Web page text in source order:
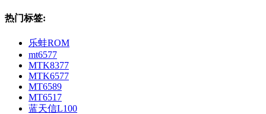
热门标签:
乐蛙ROM
mt6577
MTK8377
MTK6577
MT6589
MT6517
蓝天信L100